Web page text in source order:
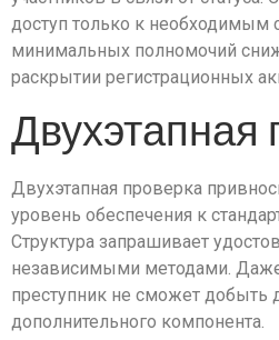
доступ только к необходимым
минимальных полномочий
раскрытии регистрационных
Двухэтапная
Двухэтапная проверка
уровень обеспечения к
Структура запрашивает
независимыми методами.
преступник не сможет добыть
дополнительного компонента.